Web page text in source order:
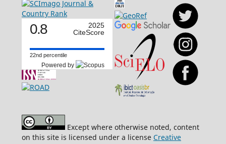
0.8
2025
CiteScore
22nd percentile
Powered by
Except where otherwise noted, content
on this site is licensed under a license Creative